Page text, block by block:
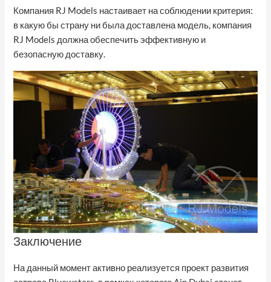
Компания RJ Models настаивает на соблюдении критерия:
в какую бы страну ни была доставлена модель, компания
RJ Models должна обеспечить эффективную и
безопасную доставку.
Заключение
На данный момент активно реализуется проект развития